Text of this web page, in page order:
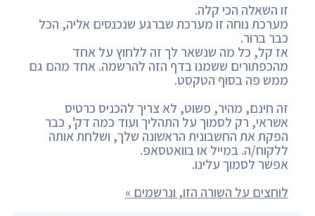
זו השאלה הכי קלה.
מערכת נוחה זו מערכת שברגע שנכנסים אליה, הכל
כבר ברור.
אז קל, כל מה שנשאר לך זה ללחוץ על אחד
מהכפתורים ששמנו בדף הזה להרשמה. אחד מהם גם
ממש פה בסוף הטקסט.
זה חינם, מהיר, פשוט, לא צריך להכניס כרטיס
אשראי, רק לסמוך על התהליך ועוד כמה דק', כבר
הפקת את החשבונית הראשונה שלך, ושלחת אותה
ללקוח/ה. במייל או בוואטסאפ.
אפשר לסמוך עלינו.
לוחצים על השורה הזו, ונרשמים »